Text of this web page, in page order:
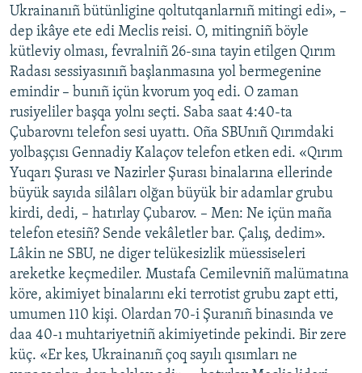
Ukrainanıñ bütünligine qoltutqanlarnıñ mitingi edi», –
dep ikâye ete edi Meclis reisi. O, mitingniñ böyle
kütleviy olması, fevralniñ 26-sına tayin etilgen Qırım
Radası sessiyasınıñ başlanmasına yol bermegenine
emindir – bunıñ içün kvorum yoq edi. O zaman
rusiyeliler başqa yolnı seçti. Saba saat 4:40-ta
Çubarovnı telefon sesi uyattı. Oña SBUnıñ Qırımdaki
yolbaşçısı Gennadiy Kalaçov telefon etken edi. «Qırım
Yuqarı Şurası ve Nazirler Şurası binalarına ellerinde
büyük sayıda silâları olğan büyük bir adamlar grubu
kirdi, dedi, – hatırlay Çubarov. – Men: Ne içün maña
telefon etesiñ? Sende vekâletler bar. Çalış, dedim».
Lâkin ne SBU, ne diger telükesizlik müessiseleri
areketke keçmediler. Mustafa Cemilevniñ malümatına
köre, akimiyet binalarını eki terrotist grubu zapt etti,
umumen 110 kişi. Olardan 70-i Şuranıñ binasında ve
daa 40-ı muhtariyetniñ akimiyetinde pekindi. Bir zere
küç. «Er kes, Ukrainanıñ çoq sayılı qısımları ne